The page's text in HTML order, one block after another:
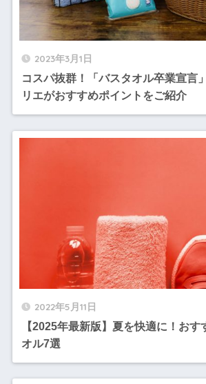
2023年3月1日
コスパ抜群！「バスタオル卒業宣言
リエがおすすめポイントをご紹介
2022年5月11日
【2025年最新版】夏を快適に！おす
オル7選